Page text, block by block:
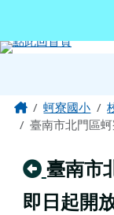
主內容區域
Home蚵寮國小
臺南市北門區
回上頁
臺南市
即日起開
頁尾區域